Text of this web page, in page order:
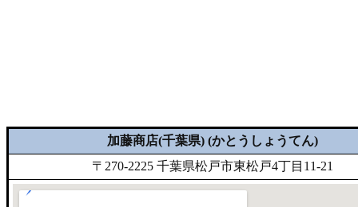
加藤商店(千葉県) (かとうしょうてん)
〒270-2225 千葉県松戸市東松戸4丁目11-21